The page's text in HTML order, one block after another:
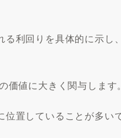
利回りを具体的に示
値に大きく関与します。
置していることが多いで